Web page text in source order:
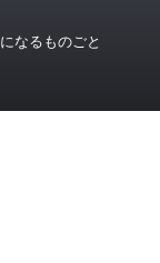
なるものごと